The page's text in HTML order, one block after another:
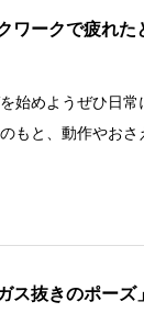
ワークで疲れた
始めようぜひ日
もと、動作やお
ス抜きのポーズ」